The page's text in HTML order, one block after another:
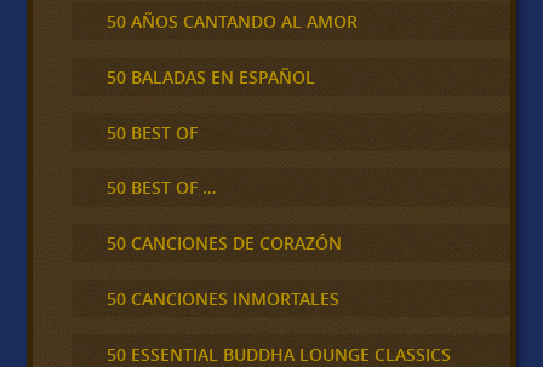
50 AÑOS CANTANDO AL AMOR
50 BALADAS EN ESPAÑOL
50 BEST OF
50 BEST OF …
50 CANCIONES DE CORAZÓN
50 CANCIONES INMORTALES
50 ESSENTIAL BUDDHA LOUNGE CLASSICS